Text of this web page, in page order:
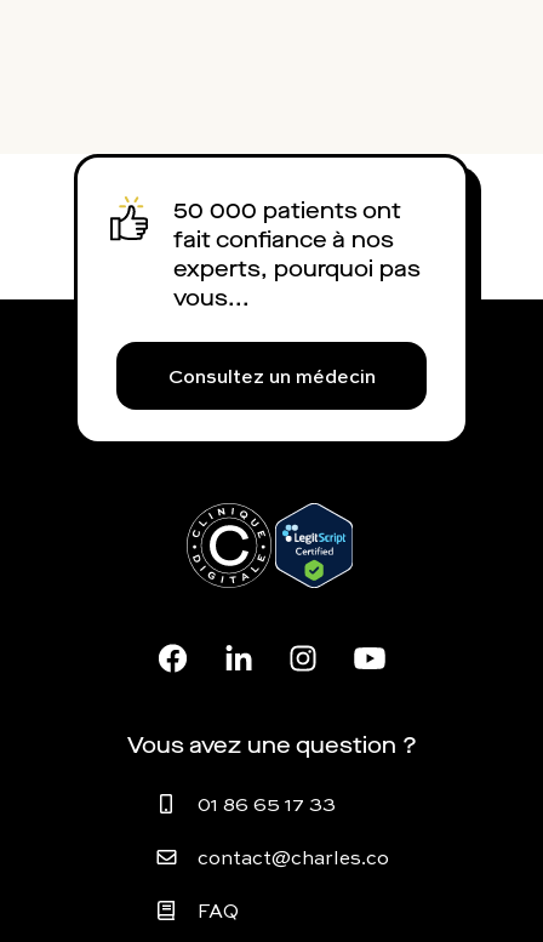
50 000 patients ont
fait confiance à nos
experts, pourquoi pas
vous...
Consultez un médecin
Vous avez une question ?
01 86 65 17 33
contact@charles.co
FAQ